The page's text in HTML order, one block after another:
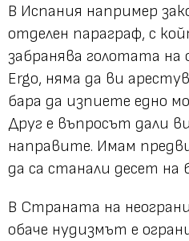
В Испания например
отделен параграф, с
забранява голотата
Ergo, няма да ви
бара да изпиете едно
Друг е въпросът дали
направите. Имам
да са станали десет на
В Страната на
обаче нудизмът е